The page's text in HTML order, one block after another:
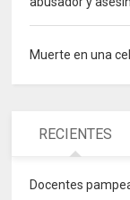
Muerte en una
RECIENTES
Docentes